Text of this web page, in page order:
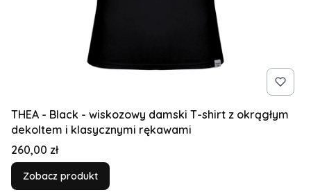
THEA - Black - wiskozowy damski T-shirt z okrągłym
dekoltem i klasycznymi rękawami
Cena
260,00 zł
Zobacz produkt